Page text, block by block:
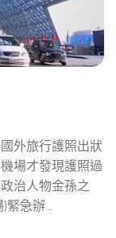
外旅行護照出狀
場才發現護照過
治人物金孫之
緊急辦...